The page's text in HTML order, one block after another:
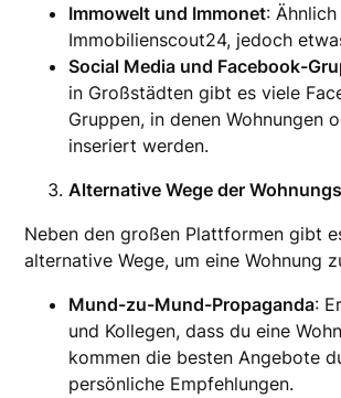
Immowelt und Immonet:
Immobilienscout24, jedoch
Social Media und Facebook-
in Großstädten gibt es viele
Gruppen, in denen Wohnungen
inseriert werden.
Alternative Wege der
Neben den großen Plattformen gibt
alternative Wege, um eine Wohnung
Mund-zu-Mund-Propaganda:
und Kollegen, dass du eine
kommen die besten Angebote
persönliche Empfehlungen.